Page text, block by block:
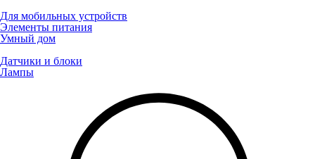
Для мобильных устройств
Элементы питания
Умный дом
Датчики и блоки
Лампы